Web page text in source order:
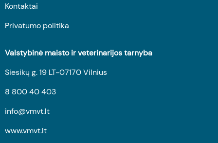
Kontaktai
Privatumo politika
Valstybinė maisto ir veterinarijos tarnyba
Siesikų g. 19 LT-07170 Vilnius
8 800 40 403
info@vmvt.lt
www.vmvt.lt